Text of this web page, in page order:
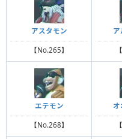
アスタモン
【No.265】
ア
エテモン
【No.268】
オ